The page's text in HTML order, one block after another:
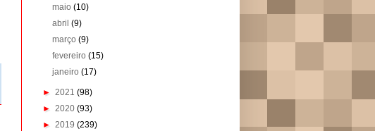
maio(10)
abril(9)
março(9)
fevereiro(15)
janeiro(17)
► 2021 (98)
► 2020 (93)
► 2019 (239)